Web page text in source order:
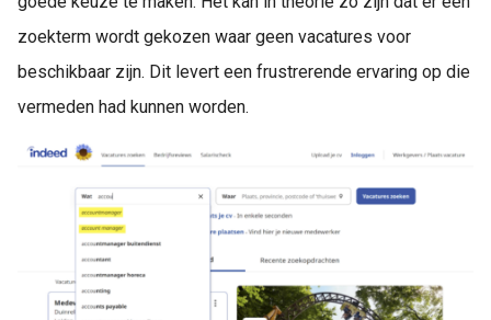
zoekterm wordt gekozen waar geen vacatures voor
beschikbaar zijn. Dit levert een frustrerende ervaring op die
vermeden had kunnen worden.